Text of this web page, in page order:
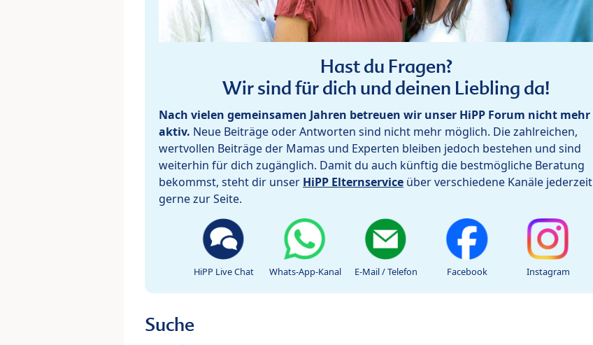
Hast du Fragen?
Wir sind für dich und deinen Liebling da!
Nach vielen gemeinsamen Jahren betreuen wir unser HiPP Forum nicht mehr
aktiv. Neue Beiträge oder Antworten sind nicht mehr möglich. Die zahlreichen,
wertvollen Beiträge der Mamas und Experten bleiben jedoch bestehen und sind
weiterhin für dich zugänglich. Damit du auch künftig die bestmögliche Beratung
bekommst, steht dir unser HiPP Elternservice über verschiedene Kanäle jederzeit
gerne zur Seite.
HiPP Live Chat Whats-App-Kanal E-Mail / Telefon Facebook Instagram
Suche